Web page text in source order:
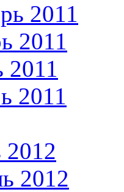
2011
2011
2011
2011
2012
2012